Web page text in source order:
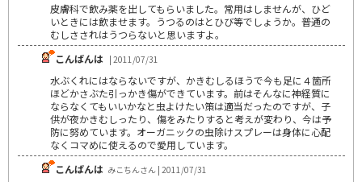
皮膚科で飲み薬を出してもらいました。常用はしませんが、ひど
いときには飲ませます。うつるのはとひび等でしょうか。普通の
むしさされはうつらないと思いますよ。
こんばんは | 2011/07/31
水ぶくれにはならないですが、かきむしるほうで今も足に４箇所
ほどかさぶた引っかき傷ができています。前はそんなに神経質に
ならなくてもいいかなと虫よけたい策は適当だったのですが、子
供が夜かきむしったり、傷をみたりすると考えが変わり、今は予
防に努めています。オーガニックの虫除けスプレーは身体に心配
なくコマめに使えるので愛用しています。
こんばんは みこちんさん | 2011/07/31